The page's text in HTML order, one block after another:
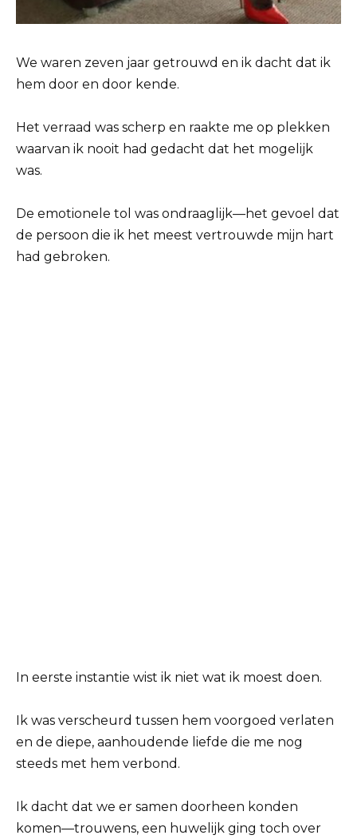
We waren zeven jaar getrouwd en ik dacht dat ik
hem door en door kende.
Het verraad was scherp en raakte me op plekken
waarvan ik nooit had gedacht dat het mogelijk
was.
De emotionele tol was ondraaglijk—het gevoel dat
de persoon die ik het meest vertrouwde mijn hart
had gebroken.
In eerste instantie wist ik niet wat ik moest doen.
Ik was verscheurd tussen hem voorgoed verlaten
en de diepe, aanhoudende liefde die me nog
steeds met hem verbond.
Ik dacht dat we er samen doorheen konden
komen—trouwens, een huwelijk ging toch over